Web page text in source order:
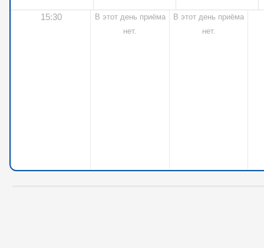
15:30
В этот день приёма
нет.
В этот день приёма
нет.